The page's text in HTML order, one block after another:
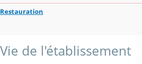
Restauration
Vie de l'établissement